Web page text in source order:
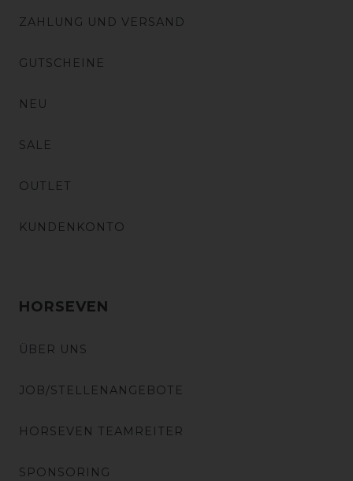
ZAHLUNG UND VERSAND
GUTSCHEINE
NEU
SALE
OUTLET
KUNDENKONTO
HORSEVEN
ÜBER UNS
JOB/STELLENANGEBOTE
HORSEVEN TEAMREITER
SPONSORING